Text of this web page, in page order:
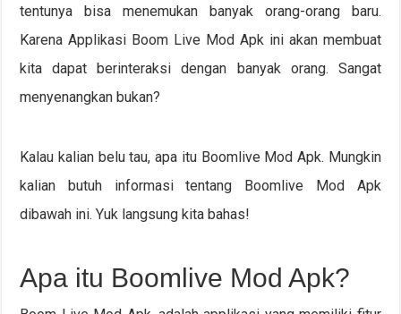
tentunya bisa menemukan banyak orang-orang baru.
Karena Applikasi Boom Live Mod Apk ini akan membuat
kita dapat berinteraksi dengan banyak orang. Sangat
menyenangkan bukan?
Kalau kalian belu tau, apa itu Boomlive Mod Apk. Mungkin
kalian butuh informasi tentang Boomlive Mod Apk
dibawah ini. Yuk langsung kita bahas!
Apa itu Boomlive Mod Apk?